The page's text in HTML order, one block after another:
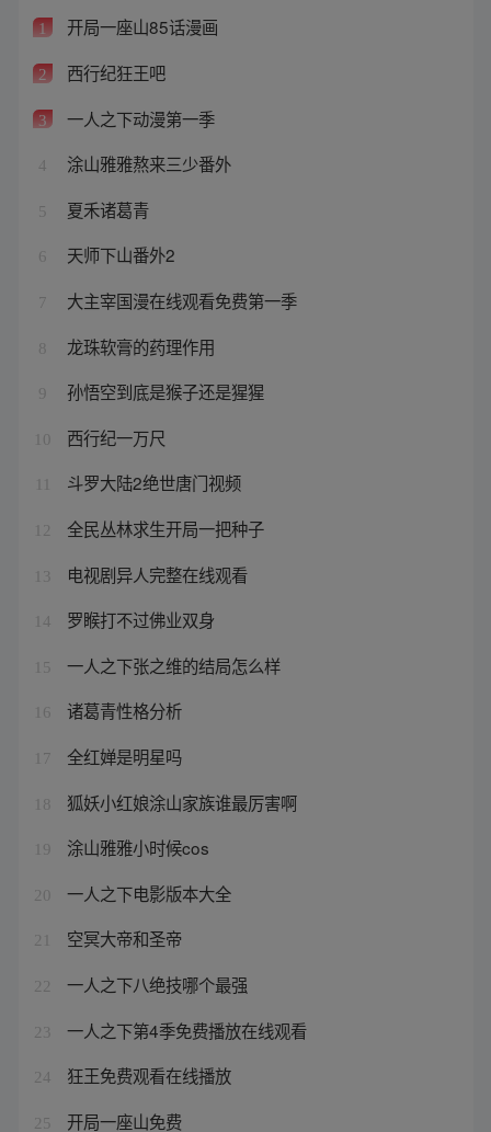
1 开局一座山85话漫画
2 西行纪狂王吧
3 一人之下动漫第一季
4 涂山雅雅熬来三少番外
5 夏禾诸葛青
6 天师下山番外2
7 大主宰国漫在线观看免费第一季
8 龙珠软膏的药理作用
9 孙悟空到底是猴子还是猩猩
10 西行纪一万尺
斗罗大陆2绝世唐门视频
12 全民丛林求生开局一把种子
13 电视剧异人完整在线观看
14 罗睺打不过佛业双身
15 一人之下张之维的结局怎么样
16 诸葛青性格分析
17 全红婵是明星吗
18 狐妖小红娘涂山家族谁最厉害啊
19 涂山雅雅小时候cos
20 一人之下电影版本大全
21 空冥大帝和圣帝
22 一人之下八绝技哪个最强
23 一人之下第4季免费播放在线观看
24 狂王免费观看在线播放
25 开局一座山免费